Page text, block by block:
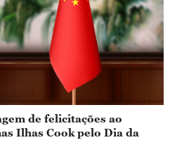
de felicitações ao
Ilhas Cook pelo Dia da